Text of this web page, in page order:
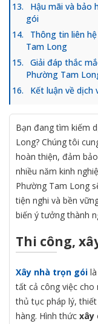
Hậu mãi và bảo
gói
Thông tin liên
Tam Long
Giải đáp thắc
Phường Tam
Kết luận về
Bạn đang tìm kiếm
Long? Chúng tôi
hoàn thiện, đảm
nhiều năm kinh
Phường Tam Long
tiện nghi và bền
biến ý tưởng thành
Thi công,
Xây nhà trọn gói
tất cả công việc
thủ tục pháp lý,
hàng. Hình thức xây